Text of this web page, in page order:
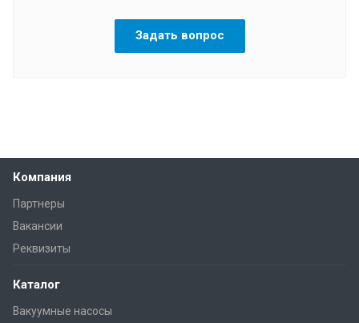
Задать вопрос
Компания
Партнеры
Вакансии
Реквизиты
Каталог
Вакуумные насосы